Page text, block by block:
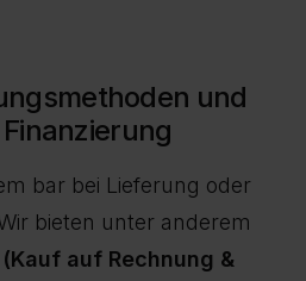
ohne Badge sind nicht
kostenlose Lieferung;
Lieferbedingungen
und
bar bei Lieferung oder
bieten unter anderem
auf Rechnung &